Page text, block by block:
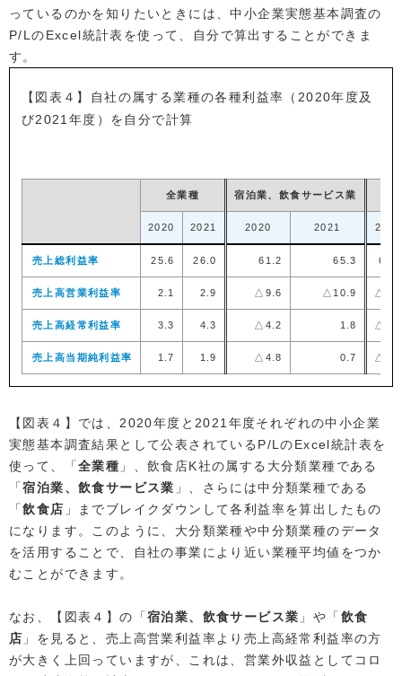
っているのかを知りたいときには、中小企業実態基本調査の
P/LのExcel統計表を使って、自分で算出することができま
す。
【図表４】自社の属する業種の各種利益率（2020年度及
び2021年度）を自分で計算
全業種 宿泊業、飲食サービス業
2020 2021 2020 2021 2020
売上総利益率 25.6 26.0 61.2 65.3 61.2
売上高営業利益率 2.1 2.9 △9.6 △10.9 △8.8
売上高経常利益率 3.3 4.3 △4.2 1.8 △3.1
売上高当期純利益率 1.7 1.9 △4.8 0.7 △4.0
【図表４】では、2020年度と2021年度それぞれの中小企業
実態基本調査結果として公表されているP/LのExcel統計表を
使って、「全業種 」、飲食店K社の属する大分類業種である
「宿泊業、飲食サービス業 」、さらには中分類業種である
「飲食店 」までブレイクダウンして各利益率を算出したもの
になります。このように、大分類業種や中分類業種のデータ
を活用することで、自社の事業により近い業種平均値をつか
むことができます。
なお、【図表４】の「宿泊業、飲食サービス業 」や「 飲食
店 」を見ると、売上高営業利益率より売上高経常利益率の方
が大きく上回っていますが、これは、営業外収益としてコロ